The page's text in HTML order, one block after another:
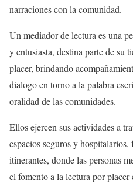
narraciones con la comunidad.
Un mediador de lectura es una
y entusiasta, destina parte de su
placer, brindando
dialogo en torno a la palabra
oralidad de las comunidades.
Ellos ejercen susactividades a
espaciosseguros y
itinerantes, donde las personas
el fomento a la lectura por